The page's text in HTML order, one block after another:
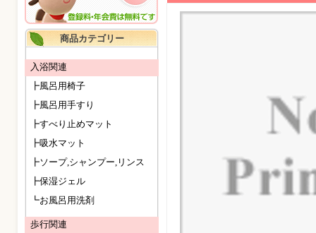
商品カテゴリー
入浴関連
┣風呂用椅子
┣風呂用手すり
┣すべり止めマット
┣吸水マット
┣ソープ,シャンプー,リンス
┣保湿ジェル
┗お風呂用洗剤
歩行関連